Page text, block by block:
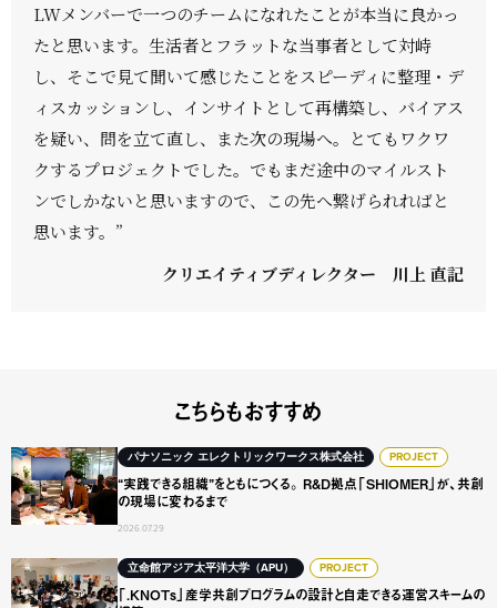
LWメンバーで一つのチームになれたことが本当に良かっ
たと思います。生活者とフラットな当事者として対峙
し、そこで見て聞いて感じたことをスピーディに整理・デ
ィスカッションし、インサイトとして再構築し、バイアス
を疑い、問を立て直し、また次の現場へ。とてもワクワ
クするプロジェクトでした。でもまだ途中のマイルスト
ンでしかないと思いますので、この先へ繋げられればと
思います。”
クリエイティブディレクター 川上 直記
こちらもおすすめ
パナソニック エレクトリックワークス株式会社 PROJECT
“実践できる組織”をともにつくる。 R&D拠点「SHIOMER」が、共創
の現場に変わるまで
2026.07.29
“実践できる組織”をともにつくる。 R&D拠点「SHIOMER
立命館アジア太平洋大学（APU） PROJECT
「.KNOTs」産学共創プログラムの設計と自走できる運営スキームの
「.KNOTs」産学共創プログラムの設計と自走できる運営ス